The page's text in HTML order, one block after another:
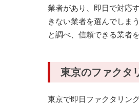
業者があり、即日で対応
きない業者を選んでしま
と調べ、信頼できる業者
東京のファクタ
東京で即日ファクタリン